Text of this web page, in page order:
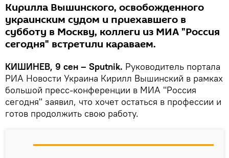
Кирилла Вышинского, освобожденного
украинским судом и приехавшего в
субботу в Москву, коллеги из МИА "Россия
сегодня" встретили караваем.
КИШИНЕВ, 9 сен – Sputnik. Руководитель портала
РИА Новости Украина Кирилл Вышинский в рамках
большой пресс-конференции в МИА "Россия
сегодня" заявил, что хочет остаться в профессии и
готов продолжить свою работу.